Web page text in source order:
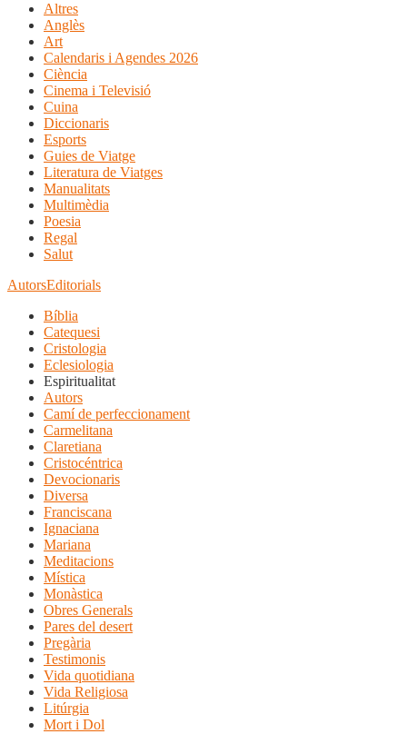
Altres
Anglès
Art
Calendaris i Agendes 2026
Ciència
Cinema i Televisió
Cuina
Diccionaris
Esports
Guies de Viatge
Literatura de Viatges
Manualitats
Multimèdia
Poesia
Regal
Salut
AutorsEditorials
Bíblia
Catequesi
Cristologia
Eclesiologia
Espiritualitat
Autors
Camí de perfeccionament
Carmelitana
Claretiana
Cristocéntrica
Devocionaris
Diversa
Franciscana
Ignaciana
Mariana
Meditacions
Mística
Monàstica
Obres Generals
Pares del desert
Pregària
Testimonis
Vida quotidiana
Vida Religiosa
Litúrgia
Mort i Dol